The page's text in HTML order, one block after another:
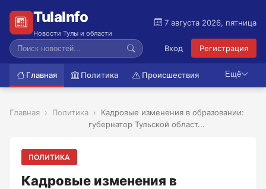
TulaInfo
Новости Тулы и области
7 августа 2026, пятница
Вход Регистрация
Главная Политика Происшествия Ещё
Главная Политика
Кадровые изменения в образовании:
губернатор Тульской област...
ПОЛИТИКА
Кадровые изменения в